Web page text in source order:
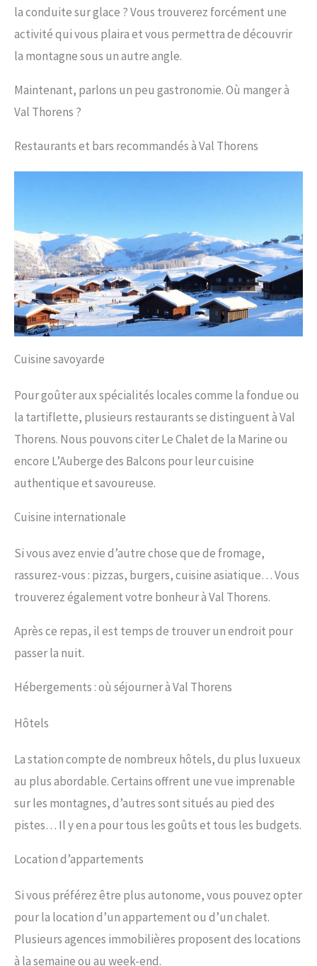
la conduite sur glace ? Vous trouverez forcément une
activité qui vous plaira et vous permettra de découvrir
la montagne sous un autre angle.
Maintenant, parlons un peu gastronomie. Où manger à
Val Thorens ?
Restaurants et bars recommandés à Val Thorens
Cuisine savoyarde
Pour goûter aux spécialités locales comme la fondue ou
la tartiflette, plusieurs restaurants se distinguent à Val
Thorens. Nous pouvons citer Le Chalet de la Marine ou
encore L’Auberge des Balcons pour leur cuisine
authentique et savoureuse.
Cuisine internationale
Si vous avez envie d’autre chose que de fromage,
rassurez-vous : pizzas, burgers, cuisine asiatique… Vous
trouverez également votre bonheur à Val Thorens.
Après ce repas, il est temps de trouver un endroit pour
passer la nuit.
Hébergements : où séjourner à Val Thorens
Hôtels
La station compte de nombreux hôtels, du plus luxueux
au plus abordable. Certains offrent une vue imprenable
sur les montagnes, d’autres sont situés au pied des
pistes… Il y en a pour tous les goûts et tous les budgets.
Location d’appartements
Si vous préférez être plus autonome, vous pouvez opter
pour la location d’un appartement ou d’un chalet.
Plusieurs agences immobilières proposent des locations
à la semaine ou au week-end.